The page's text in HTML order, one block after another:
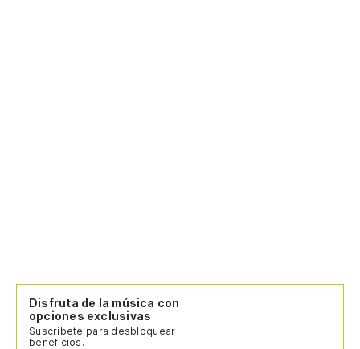
Disfruta de la música con
opciones exclusivas
Suscríbete para desbloquear
beneficios.